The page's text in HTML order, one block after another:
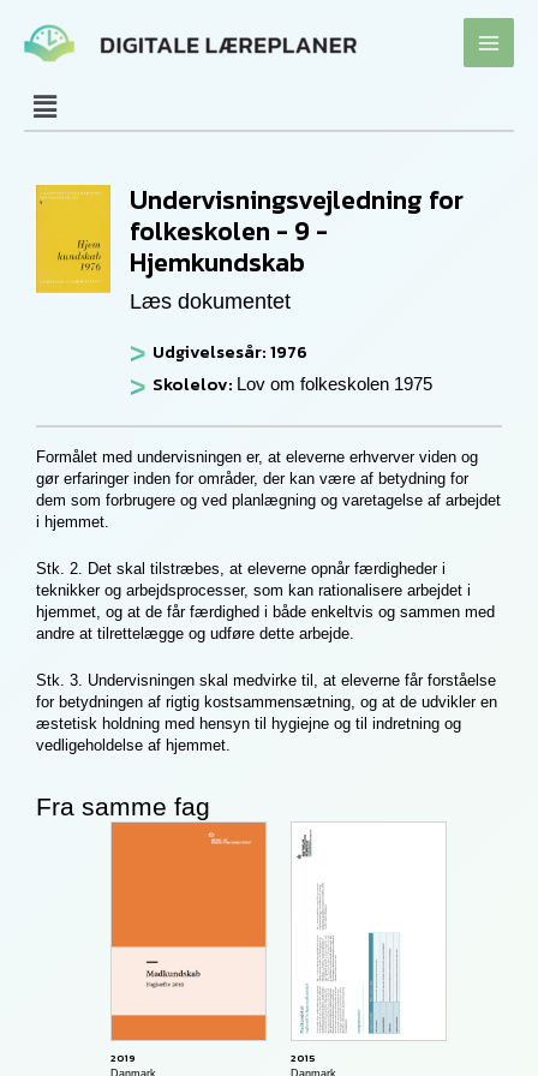
Fra samme fag
2019 2015
Danmark
Undervisningsvejledning for
folkeskolen - 9 -
Hjemkundskab
Læs dokumentet
Udgivelsesår: 1976
Skolelov: Lov om folkeskolen 1975
Formålet med undervisningen er, at eleverne erhverver viden og
gør erfaringer inden for områder, der kan være af betydning for
dem som forbrugere og ved planlægning og varetagelse af arbejdet
i hjemmet.
Stk. 2. Det skal tilstræbes, at eleverne opnår færdigheder i
teknikker og arbejdsprocesser, som kan rationalisere arbejdet i
hjemmet, og at de får færdighed i både enkeltvis og sammen med
andre at tilrettelægge og udføre dette arbejde.
Stk. 3. Undervisningen skal medvirke til, at eleverne får forståelse
for betydningen af rigtig kostsammensætning, og at de udvikler en
æstetisk holdning med hensyn til hygiejne og til indretning og
vedligeholdelse af hjemmet.